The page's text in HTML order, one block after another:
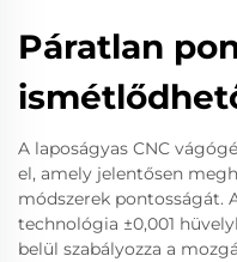
Páratlan
A laposágyas CNC
el, amely jelentősen
módszerek pontosságát.
technológia ±0,001
belül szabályozza a